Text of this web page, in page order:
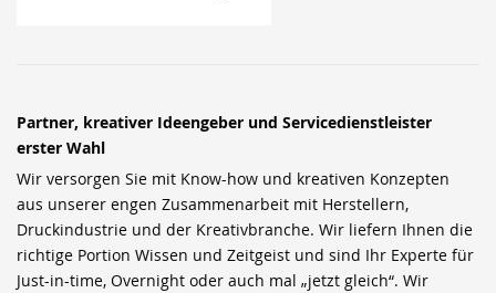
Partner, kreativer Ideengeber und Servicedienstleister
erster Wahl
Wir versorgen Sie mit Know-how und kreativen Konzepten
aus unserer engen Zusammenarbeit mit Herstellern,
Druckindustrie und der Kreativbranche. Wir liefern Ihnen die
richtige Portion Wissen und Zeitgeist und sind Ihr Experte für
Just-in-time, Overnight oder auch mal „jetzt gleich“. Wir